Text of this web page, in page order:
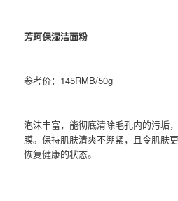
芳珂保湿洁面粉
参考价：145RMB/50g
泡沫丰富，能彻底清除毛孔内的污垢
膜。保持肌肤清爽不绷紧，且令肌肤
恢复健康的状态。